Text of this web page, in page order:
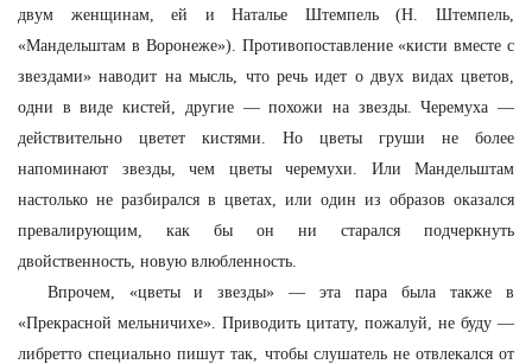
двум женщинам, ей и Наталье Штемпель (Н. Штемпель,
«Мандельштам в Воронеже»). Противопоставление «кисти вместе с
звездами» наводит на мысль, что речь идет о двух видах цветов,
одни в виде кистей, другие — похожи на звезды. Черемуха —
действительно цветет кистями. Но цветы груши не более
напоминают звезды, чем цветы черемухи. Или Мандельштам
настолько не разбирался в цветах, или один из образов оказался
превалирующим, как бы он ни старался подчеркнуть
двойственность, новую влюбленность.
Впрочем, «цветы и звезды» — эта пара была также в
«Прекрасной мельничихе». Приводить цитату, пожалуй, не буду —
либретто специально пишут так, чтобы слушатель не отвлекался от